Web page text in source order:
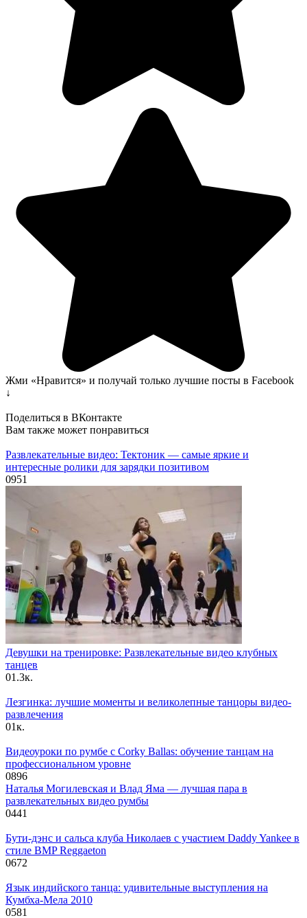
Жми «Нравится» и получай только лучшие посты в Facebook
↓
Поделиться в ВКонтакте
Вам также может понравиться
Развлекательные видео: Тектоник — самые яркие и
интересные ролики для зарядки позитивом
0951
Девушки на тренировке: Развлекательные видео клубных
танцев
01.3к.
Лезгинка: лучшие моменты и великолепные танцоры видео-
развлечения
01к.
Видеоуроки по румбе с Corky Ballas: обучение танцам на
профессиональном уровне
0896
Наталья Могилевская и Влад Яма — лучшая пара в
развлекательных видео румбы
0441
Бути-дэнс и сальса клуба Николаев с участием Daddy Yankee в
стиле BMP Reggaeton
0672
Язык индийского танца: удивительные выступления на
Кумбха-Мела 2010
0581